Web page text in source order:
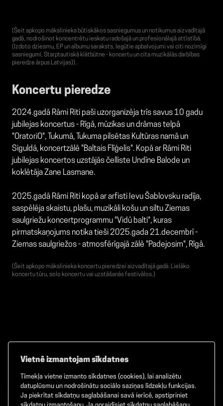
(Šeit apkopo mākslinieka būtiskākos sasniegumus un notikumus aizvadītajā
gadā, nodrošinot koncentrētu ieskatu radošajā un profesionālajā attīstībā.
(Izdoto dziesmu, EP un albumu saraksts, Iegūtie apbalvojumi vai citi nozīmīgi
sasniegumi, Starptautiskā klātbūtne - koncertu un cita muzikālās darbības
pieredze ārpus Latvijas)).
Koncertu pieredze
2024.gadā Rāmi Riti paši uzorganizēja trīs savus 10 gadu
jubilejas koncertus - Rīgā, mūzikas un drāmas telpā
"OratoriO", Tukumā, Tukuma pilsētas Kultūras namā un
Siguldā, koncertzālē "Baltais Flīģelis". Kopā ar Rāmi Riti
jubilejas koncertos uzstājās čelliste Undīne Balode un
koklētāja Zane Lasmane.
2025.gadā Rāmi Riti kopā ar arfisti Ievu Šablovsku radīja,
saspēlēja skaistu, plašu, muzikāli košu un siltu Ziemas
saulgriežu koncertprogrammu "Vidū balti", kuras
pirmatskaņojums notika tieši 2025.gada 21.decembrī -
Ziemas saulgriežos - atmosfērīgajā zālē "Padejosim", Rīgā.
(Šeit apkopo mākslinieka koncertu pieredzei aizvadītajā gadā: Lielāko
koncertu tūru, solo koncertu vai uzstāšanās festivālos.)
Facebook TikTok Instagram
Vietnē izmantojam sīkdatnes
Tīmekļa vietne izmanto sīkdatnes (cookies), lai analizētu
datuplūsmu un nodrošinātu sociālo saziņas līdzekļu funkcijas.
Ja piekrītat sīkdatņu saglabāšanai savā ierīcē, apstipriniet